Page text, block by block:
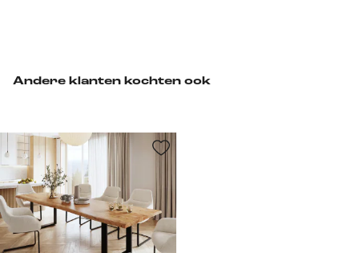
Andere klanten kochten ook